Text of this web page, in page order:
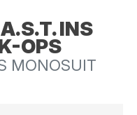
INS
OPS
MONOSUIT